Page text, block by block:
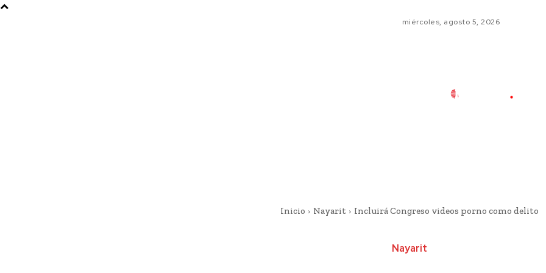
miércoles, agosto 5, 2026
Inicio Nayarit Incluirá Congreso videos porno como delito
Nayarit